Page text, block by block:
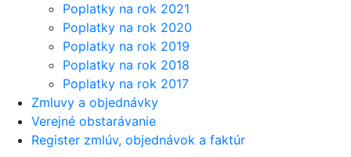
Poplatky na rok 2021
Poplatky na rok 2020
Poplatky na rok 2019
Poplatky na rok 2018
Poplatky na rok 2017
Zmluvy a objednávky
Verejné obstarávanie
Register zmlúv, objednávok a faktúr